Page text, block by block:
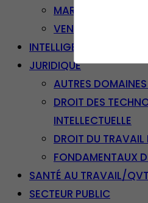
MARKETING
VENTE – RELATION
INTELLIGENCE
JURIDIQUE
AUTRES
DROIT DES
INTELLECTUELLE
DROIT DU
FONDAMENTAUX
SANTÉ AU TRAVAIL/QVT
SECTEUR PUBLIC